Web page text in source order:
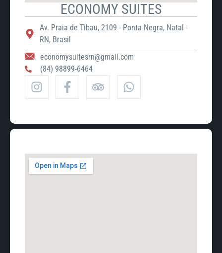
ECONOMY SUITES
Av. Praia de Tibau, 2109 - Ponta Negra, Natal -
RN, Brasil
economysuitesrn@gmail.com
(84) 98899-6464